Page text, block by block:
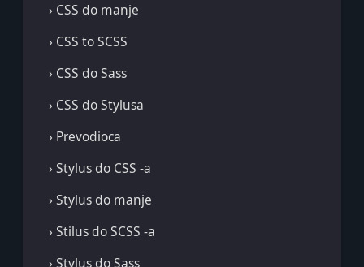
› CSS do manje
› CSS to SCSS
› CSS do Sass
› CSS do Stylusa
› Prevodioca
› Stylus do CSS -a
› Stylus do manje
› Stilus do SCSS -a
› Stylus do Sass